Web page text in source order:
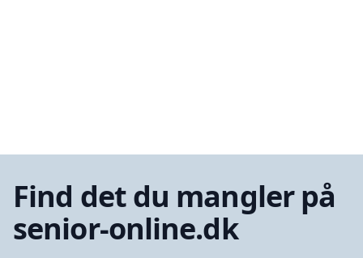
Find det du mangler på
senior-online.dk